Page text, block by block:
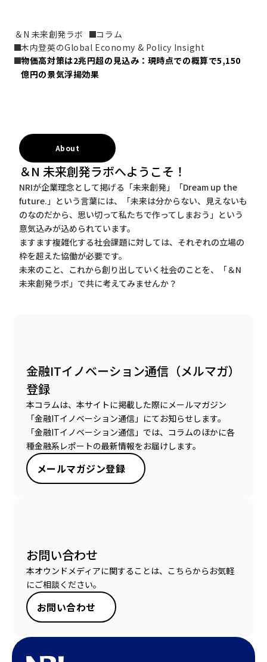
＆N 未来創発ラボ
コラム
木内登英のGlobal Economy & Policy Insight
物価高対策は2兆円超の見込み：現時点での概算で5,150
億円の景気浮揚効果
About
＆N 未来創発ラボへようこそ！
NRIが企業理念として掲げる「未来創発」「Dream up the
future.」という言葉には、「未来は分からない、見えないも
のなのだから、思い切って私たちで作ってしまおう」という
意気込みが込められています。
ますます複雑化する社会課題に対しては、それぞれの立場の
枠を超えた協働が必要です。
未来のこと、これから創り出していく社会のことを、「＆N
未来創発ラボ」で共に考えてみませんか？
金融ITイノベーション通信（メルマガ）
登録
本コラムは、本サイトに掲載した際にメールマガジン
「金融ITイノベーション通信」にてお知らせします。
「金融ITイノベーション通信」では、コラムのほかに各
種金融系レポートの最新情報をお届けします。
メールマガジン登録
お問い合わせ
本オウンドメディアに関することは、こちらからお気軽
にご相談ください。
お問い合わせ